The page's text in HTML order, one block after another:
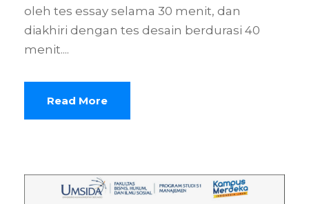
oleh tes essay selama 30 menit, dan
diakhiri dengan tes desain berdurasi 40
menit....
Read More